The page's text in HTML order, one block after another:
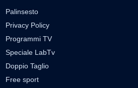
Palinsesto
Privacy Policy
Programmi TV
Speciale LabTv
Doppio Taglio
Free sport